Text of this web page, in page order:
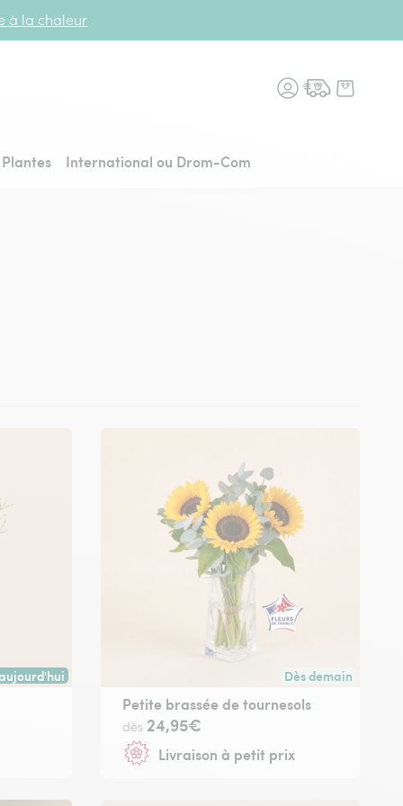
à la chaleur
Plantes International ou Drom-Com
17h30) ou à la date de votre choix.
dès aujourd'hui (pour toute commande passée avant 17h) ou à
Dès demain
Livraison dès
Petite brassée de tournesols
dès 24,95€
Livraison à petit prix